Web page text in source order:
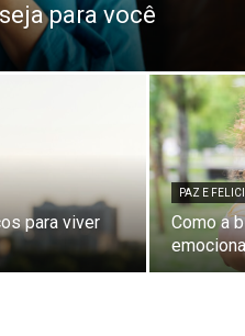
para você
para viver
PAZ E
Como a